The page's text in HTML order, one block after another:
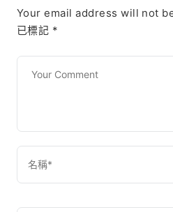
Your email address will not
已標記 *